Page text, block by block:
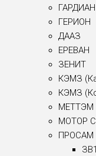
ГАРДИАН
ГЕРИОН
ДААЗ
ЕРЕВАН
ЗЕНИТ
КЭМЗ
КЭМЗ
МЕТТЭМ
МОТОР
ПРОСАМ
ЗВ1